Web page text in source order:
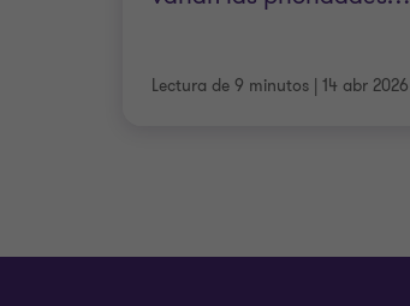
Lectura de 9 minutos | 14 abr 2026